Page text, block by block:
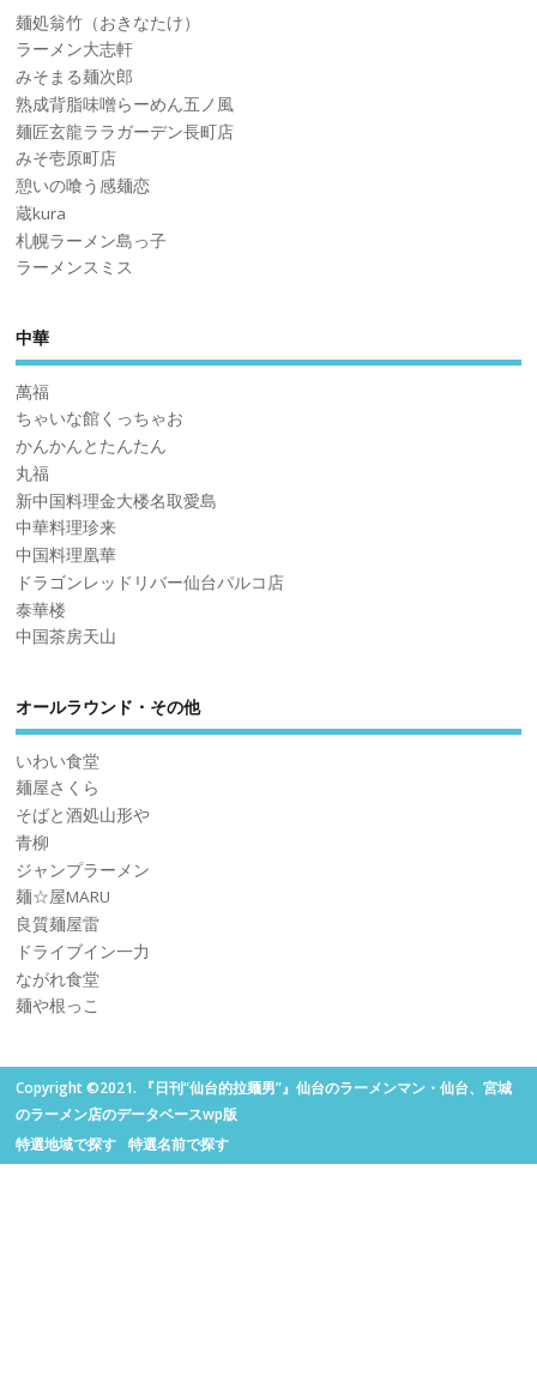
麺処翁竹（おきなたけ）
ラーメン大志軒
みそまる麺次郎
熟成背脂味噌らーめん五ノ風
麺匠玄龍ララガーデン長町店
みそ壱原町店
憩いの喰う感麺恋
蔵kura
札幌ラーメン島っ子
ラーメンスミス
中華
萬福
ちゃいな館くっちゃお
かんかんとたんたん
丸福
新中国料理金大楼名取愛島
中華料理珍来
中国料理凰華
ドラゴンレッドリバー仙台パルコ店
泰華楼
中国茶房天山
オールラウンド・その他
いわい食堂
麺屋さくら
そばと酒処山形や
青柳
ジャンプラーメン
麺☆屋MARU
良質麺屋雷
ドライブイン一力
ながれ食堂
麺や根っこ
Copyright ©2021. 『日刊“仙台的拉麺男”』仙台のラーメンマン・仙台、宮城
のラーメン店のデータベースwp版
特選地域で探す
特選名前で探す